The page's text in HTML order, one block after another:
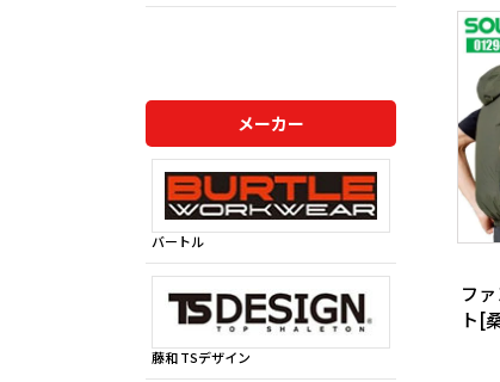
メーカー
バートル
藤和 TSデザイン
フ
ト[